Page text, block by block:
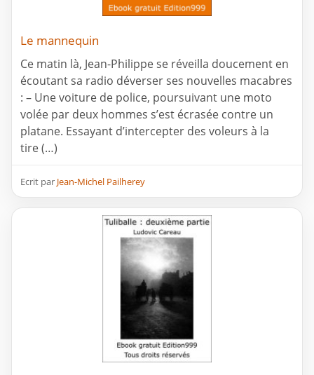
Le mannequin
Ce matin là, Jean-Philippe se réveilla doucement en
écoutant sa radio déverser ses nouvelles macabres
: – Une voiture de police, poursuivant une moto
volée par deux hommes s’est écrasée contre un
platane. Essayant d’intercepter des voleurs à la
tire (…)
Ecrit par Jean-Michel Pailherey